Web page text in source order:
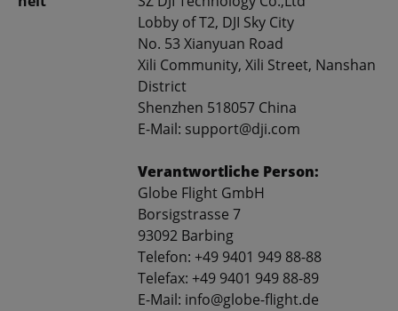
Lobby of T2, DJI Sky City
No. 53 Xianyuan Road
Xili Community, Xili Street, Nanshan
District
Shenzhen 518057 China
E-Mail: support@dji.com
Verantwortliche Person:
Globe Flight GmbH
Borsigstrasse 7
93092 Barbing
Telefon: +49 9401 949 88-88
Telefax: +49 9401 949 88-89
E-Mail: info@globe-flight.de